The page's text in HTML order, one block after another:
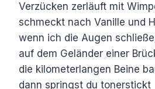
Verzücken zerläuft mit
schmeckt nach Vanille und
wenn ich die Augen
auf dem Geländer einer
die kilometerlangen Beine
dann springst du tonerstickt